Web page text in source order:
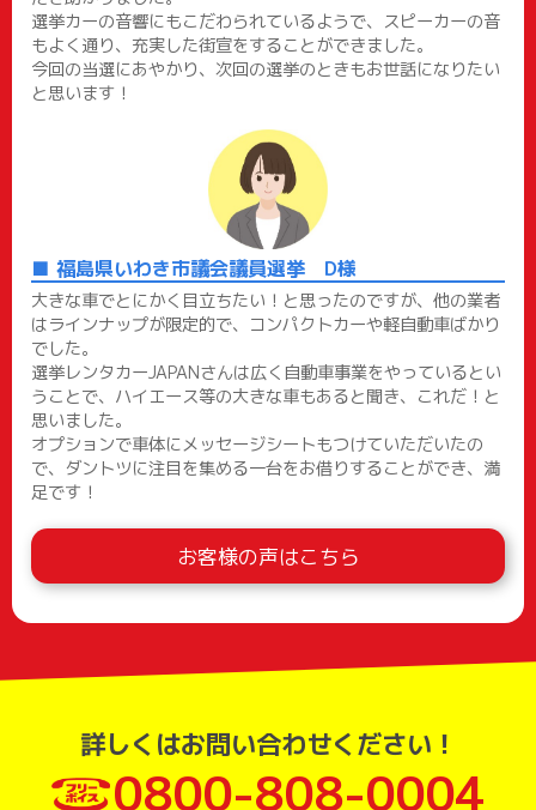
選挙カーの音響にもこだわられているようで、スピーカーの音
もよく通り、充実した街宣をすることができました。
今回の当選にあやかり、次回の選挙のときもお世話になりたい
と思います！
福島県いわき市議会議員選挙 D様
大きな車でとにかく目立ちたい！と思ったのですが、他の業者
はラインナップが限定的で、コンパクトカーや軽自動車ばかり
でした。
選挙レンタカーJAPANさんは広く自動車事業をやっているとい
うことで、ハイエース等の大きな車もあると聞き、これだ！と
思いました。
オプションで車体にメッセージシートもつけていただいたの
で、ダントツに注目を集める一台をお借りすることができ、満
足です！
お客様の声はこちら
詳しくはお問い合わせください！
0800-808-0004